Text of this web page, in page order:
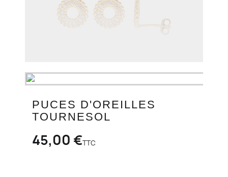
PUCES D'OREILLES
TOURNESOL
45,00 €TTC